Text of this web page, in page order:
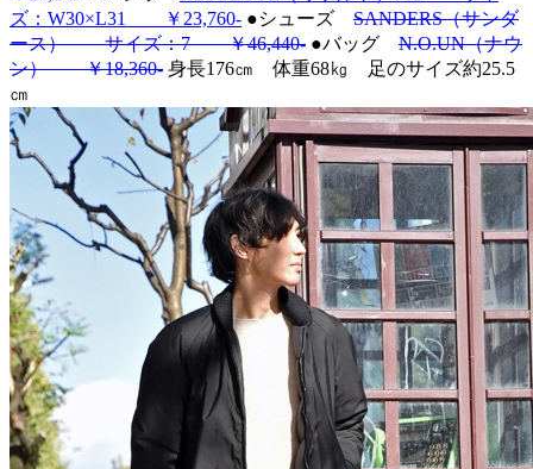
ズ：W30×L31 ￥23,760- ●シューズ SANDERS（サンダ
ース） サイズ：7 ￥46,440- ●バッグ N.O.UN（ナウ
ン） ￥18,360- 身長176㎝ 体重68㎏ 足のサイズ約25.5
㎝